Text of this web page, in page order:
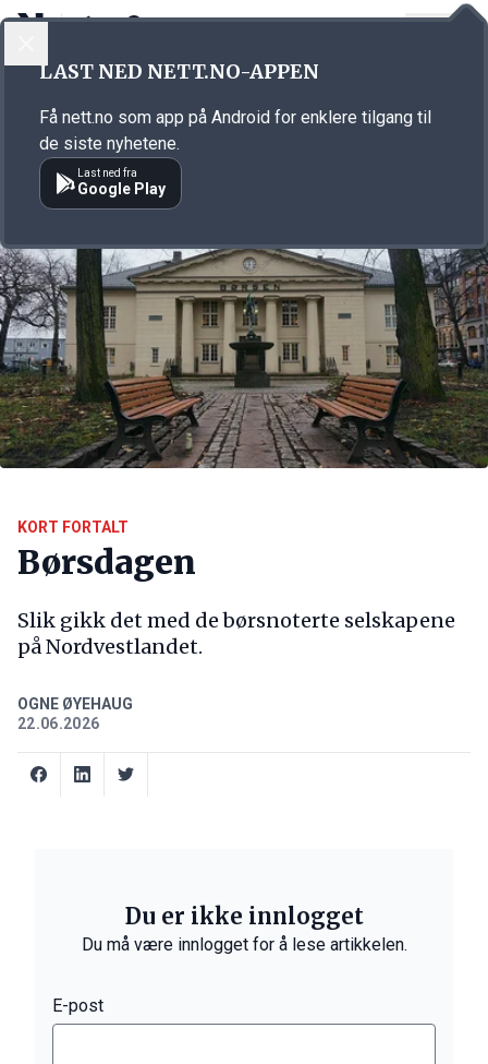
Annonsørinnhold
KORT FORTALT
Børsdagen
Slik gikk det med de børsnoterte selskapene
på Nordvestlandet.
OGNE ØYEHAUG
22.06.2026
Du er ikke innlogget
Du må være innlogget for å lese artikkelen.
E-post
LAST NED NETT.NO-APPEN
Få nett.no som app på Android for enklere tilgang til
de siste nyhetene.
Last ned fra
Google Play